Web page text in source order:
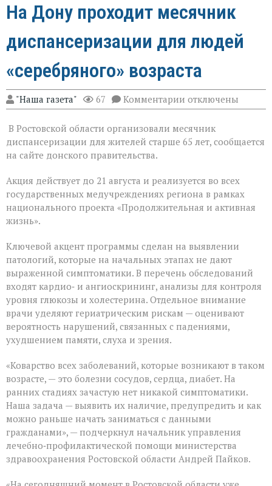
На Дону проходит месячник
диспансеризации для людей
«серебряного» возраста
"Наша газета" 67 Комментарии к
записи
Дону
проходит
месячник
людей
«серебряного»
возраста
отключены
В Ростовской области организовали месячник
диспансеризации для жителей старше 65 лет, сообщается
на сайте донского правительства.
Акция действует до 21 августа и реализуется во всех
государственных медучреждениях региона в рамках
национального проекта «Продолжительная и активная
жизнь».
Ключевой акцент программы сделан на выявлении
патологий, которые на начальных этапах не дают
выраженной симптоматики. В перечень обследований
входят кардио‑ и ангиоскрининг, анализы для контроля
уровня глюкозы и холестерина. Отдельное внимание
врачи уделяют гериатрическим рискам — оценивают
вероятность нарушений, связанных с падениями,
ухудшением памяти, слуха и зрения.
«Коварство всех заболеваний, которые возникают в таком
возрасте, — это болезни сосудов, сердца, диабет. На
ранних стадиях зачастую нет никакой симптоматики.
Наша задача — выявить их наличие, предупредить и как
можно раньше начать заниматься с данными
гражданами», — подчеркнул начальник управления
лечебно‑профилактической помощи министерства
здравоохранения Ростовской области Андрей Пайков.